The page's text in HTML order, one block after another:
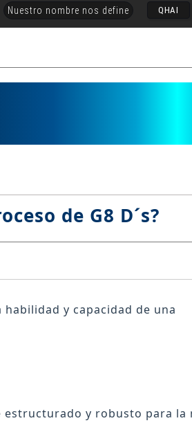
Nuestro nombre nos define QHAI
de G8 D´s?
y capacidad de una
estructurado y robusto para